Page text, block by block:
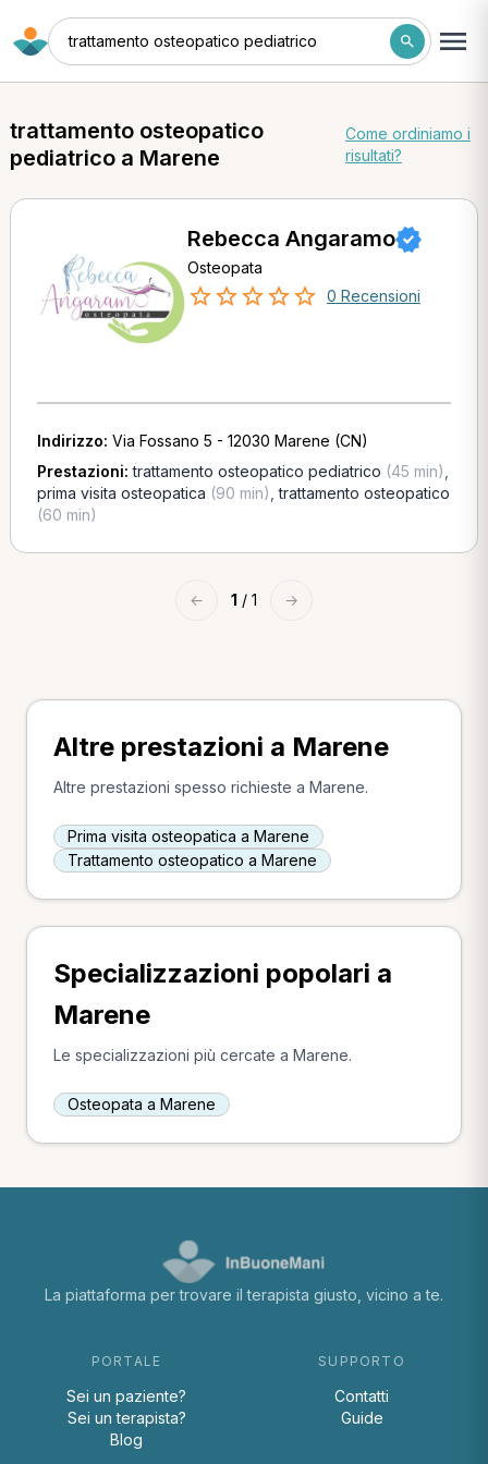
trattamento osteopatico pediatrico
trattamento osteopatico
pediatrico a Marene
Come ordiniamo i
risultati?
Rebecca Angaramo
Osteopata
0 Recensioni
Indirizzo: Via Fossano 5 - 12030 Marene (CN)
Prestazioni:trattamento osteopatico pediatrico (45 min)
prima visita osteopatica (90 min) ,trattamento osteopatico
(60 min)
← 1 / 1 →
Altre prestazioni a Marene
Altre prestazioni spesso richieste a Marene.
Prima visita osteopatica a Marene
Trattamento osteopatico a Marene
Specializzazioni popolari a
Marene
Le specializzazioni più cercate a Marene.
Osteopata a Marene
La piattaforma per trovare il terapista giusto, vicino a te.
PORTALE
Sei un paziente?
Sei un terapista?
Blog
SUPPORTO
Contatti
Guide